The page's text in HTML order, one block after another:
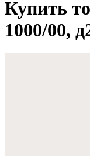
Купить
1000/00,